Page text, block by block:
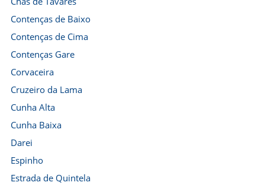
Contenças de Baixo
Contenças de Cima
Contenças Gare
Corvaceira
Cruzeiro da Lama
Cunha Alta
Cunha Baixa
Darei
Espinho
Estrada de Quintela